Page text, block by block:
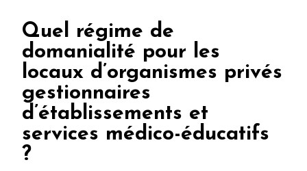
Quel régime de
domanialité pour les
locaux d’organismes privés
gestionnaires
d’établissements et
services médico-éducatifs
?